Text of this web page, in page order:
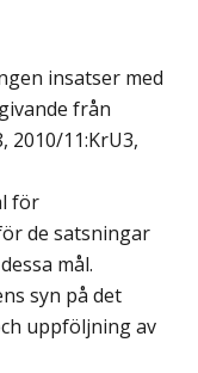
insatser med
från
2010/11:KrU3,
för
de satsningar
mål.
syn på det
uppföljning av